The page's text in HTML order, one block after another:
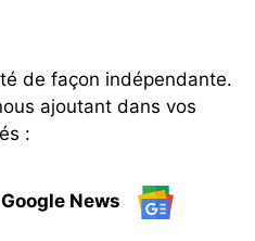
de façon indépendante.
ajoutant dans vos
:
News